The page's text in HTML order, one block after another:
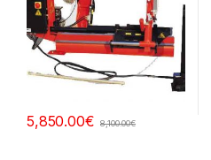
5,850.00€ 8,100.00€